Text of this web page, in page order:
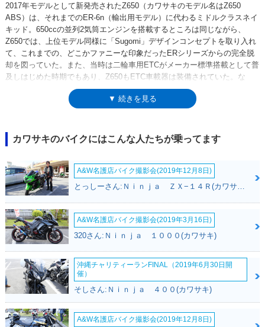
2017年モデルとして新発売されたZ650（カワサキのモデル名はZ650
ABS）は、それまでのER-6n（輸出用モデル）に代わるミドルクラスネイ
キッド。650ccの並列2気筒エンジンを搭載するところは同じながら、
Z650では、上位モデル同様に「Sugomi」デザインコンセプトを取り入れ
て、これまでの、どこかファニーな印象だったERシリーズからの完全脱
却を図っていた。また、当時は二輪車用ETCがメーカー標準搭載として普
及しはじめた時期でもあり、Z650もETC車載器は装備されていた。な
お、Z650という名称は、1970年代にも使用されていた。当時のZ650が、
フラッグシップであったZ1（900スーパー4）に対し、軽量・コンパクト
サキからの別回答、ライトウェイトネイキッドだった。また、Z650登場
と同時に、兄弟モデルとして、フルカウルスポーツのニンジャ650 ABSも
発売された。2018年モデルのZ650は、2017年モデルからカラーチェンジ
のみながら、この年から車名のABS表記が外された。2019年11月のミラ
ノショー（EICMA)でマイナーチェンジした2020年モデルが発表された。
欧州の排出ガス規制ユーロ5に適合するとともに、外装を変更。ヘッドラ
は、2020年2月から日本国内へも導入された。2022年モデルで平成32年
（令和2年）排出ガス規制に適合。燃費表示が若干変わったが、諸元・性
能に変更はなかった。2023年モデルでトラクションコントールを装備し
た。
▼ 続きを見る
カワサキのバイクにはこんな人たちが乗ってます
A&W名護店バイク撮影会(2019年12月8日)
とっしーさん:Ｎｉｎｊａ ＺＸ−１４Ｒ(カワサキ)
A&W名護店バイク撮影会(2019年3月16日)
320さん:Ｎｉｎｊａ １０００(カワサキ)
沖縄チャリティーランFINAL（2019年6月30日開
催）
そしさん:Ｎｉｎｊａ ４００(カワサキ)
A&W名護店バイク撮影会(2019年12月8日)